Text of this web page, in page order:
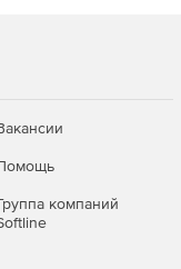
компаний